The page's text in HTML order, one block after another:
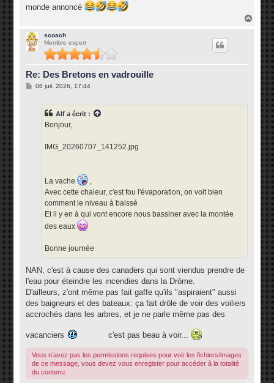
a
monde annoncé
scoach
Membre expert
Re: Des Bretons en vadrouille
M08 juil. 2026, 17:44
Alf a écrit :
Bonjour,
IMG_20260707_141252.jpg
La vache
Avec cette chaleur, c'est fou l'évaporation, on voit bien
comment le niveau à baissé
Et il y en à qui vont encore nous bassiner avec la montée
des eaux
Bonne journée
NAN, c'est à cause des canaders qui sont viendus prendre de
l'eau pour éteindre les incendies dans la Drôme.
D'ailleurs, z'ont même pas fait gaffe qu'ils "aspiraient" aussi
des baigneurs et des bateaux: ça fait drôle de voir des voiliers
accrochés dans les arbres, et je ne parle même pas des
vacanciers c'est pas beau à voir...
Vous n’avez pas les permissions requises pour voir les fichiers/images
de ce message, vous devez vous enregister pour accéder à la totalité
du contenu.